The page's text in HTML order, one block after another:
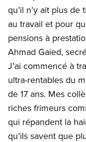
qu’il n’y ait plus
au travail et pour
pensions à
Ahmad Gaied,
J’ai commencé à
ultra-rentables du
de 17 ans. Mes
riches frimeurs
qui répandent la
qu’ils savent que